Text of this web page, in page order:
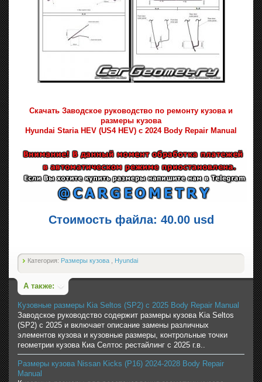
Скачать Заводское руководство по ремонту кузова и
размеры кузова
Hyundai Staria HEV (US4 HEV) с 2024 Body Repair Manual
Стоимость файла: 40.00 usd
Категория: Размеры кузова , Hyundai
А также:
Кузовные размеры Kia Seltos (SP2) с 2025 Body Repair Manual
Заводское руководство содержит размеры кузова Kia Seltos
(SP2) с 2025 и включает описание замены различных
элементов кузова и кузовные размеры, контрольные точки
геометрии кузова Киа Селтос рестайлинг с 2025 г.в..
Размеры кузова Nissan Kicks (P16) 2024-2028 Body Repair
Manual